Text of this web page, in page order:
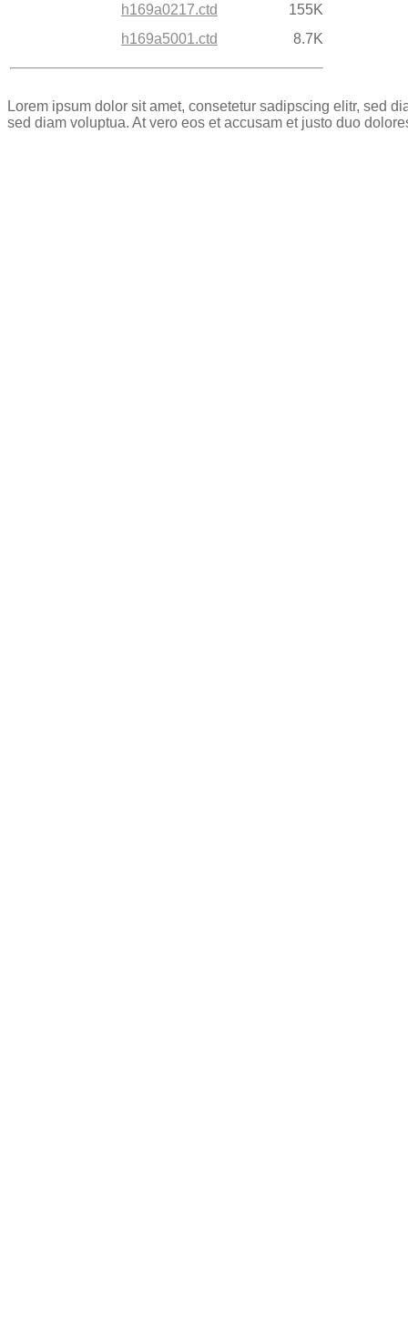
h169a0217.ctd
155K
h169a5001.ctd
8.7K
Lorem ipsum dolor sit amet, consetetur sadipscing elitr, sed
sed diam voluptua. At vero eos et accusam et justo duo